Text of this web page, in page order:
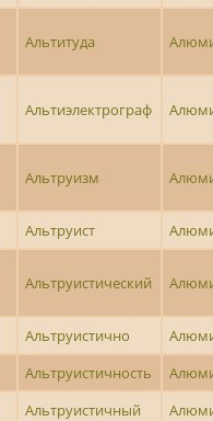
Альтитуда
Альтиэлектрограф
Альтруизм
Альтруист
Альтруистический
Альтруистично
Альтруистичность
Альтруистичный